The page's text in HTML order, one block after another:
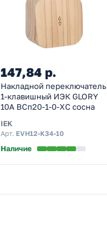
147,84 р.
Накладной переключатель
1-клавишный ИЭК GLORY
10А ВСп20-1-0-ХС сосна
IEK
Арт. EVH12-K34-10
Наличие